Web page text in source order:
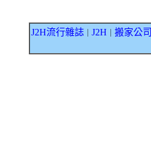
J2H流行雜誌 J2H 搬家公司